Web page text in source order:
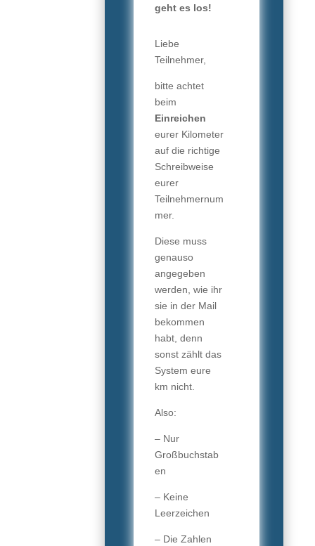
geht es los!
Liebe
Teilnehmer,
bitte achtet
beim
Einreichen
eurer Kilometer
auf die richtige
Schreibweise
eurer
Teilnehmernum
mer.
Diese muss
genauso
angegeben
werden, wie ihr
sie in der Mail
bekommen
habt, denn
sonst zählt das
System eure
km nicht.
Also:
– Nur
Großbuchstab
en
– Keine
Leerzeichen
– Die Zahlen